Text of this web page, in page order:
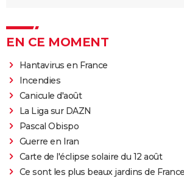
EN CE MOMENT
Hantavirus en France
Incendies
Canicule d'août
La Liga sur DAZN
Pascal Obispo
Guerre en Iran
Carte de l'éclipse solaire du 12 août
Ce sont les plus beaux jardins de